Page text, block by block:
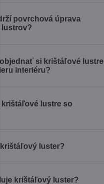
povrchová úprava
si krištáľové lustre
interiéru?
krištáľové lustre so
luster?
krištáľový luster?